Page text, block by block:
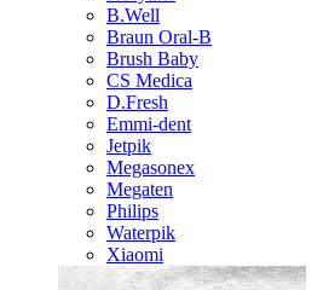
B.Well
Braun Oral-B
Brush Baby
CS Medica
D.Fresh
Emmi-dent
Jetpik
Megasonex
Megaten
Philips
Waterpik
Xiaomi